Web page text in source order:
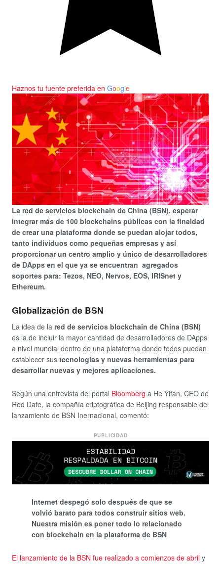
Haznos tu fuente preferida en Google
La red de servicios blockchain de China (BSN), esperar
integrar más de 100 blockchains públicas con la finaldad
de crear una plataforma donde se puedan alojar todos,
tanto individuos como pequeñas empresas y así
proporcionar un centro amplio y único de desarrolladores
de DApps en el que ya se encuentran agregados
soportes para: Tezos, NEO, Nervos, EOS, IRISnet y
Ethereum.
Globalización de BSN
La idea de la red de servicios blockchain de China (BSN)
es la de incluir la mayor cantidad de desarrolladores de DApps
a nivel mundial dentro de una plataforma donde todos puedan
establecer sus tecnologías y nuevas herramientas para
desarrollar nuevas y mejores aplicaciones.
Según una entrevista del portal Bloomberg a He Yifan, CEO de
Red Date, la compañía criptográfica de Beijing responsable del
lanzamiento de BSN Inernacional, comentó:
PUBLICIDAD
Internet despegó solo después de que se
volvió barato para todos construir sitios web.
Nuestra misión es poner todo lo relacionado
con blockchain en la plataforma de BSN
El lanzamiento de la BSN fue realizado a comienzos de abril y